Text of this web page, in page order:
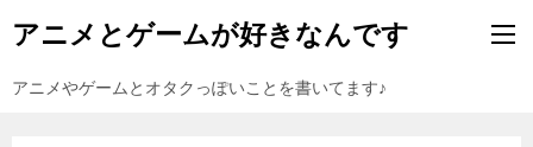
アニメとゲームが好きなんです
アニメやゲームとオタクっぽいことを書いてます♪